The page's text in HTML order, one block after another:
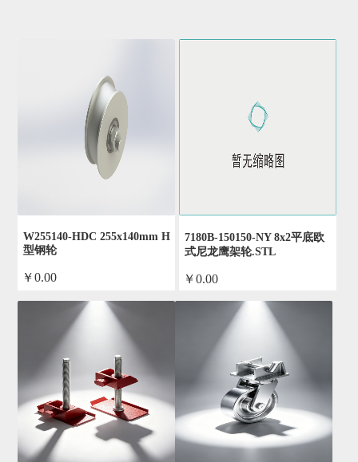
W255140-HDC 255x140mm H
型钢轮
￥0.00
7180B-150150-NY 8x2平底欧
式尼龙鹰架轮.STL
￥0.00